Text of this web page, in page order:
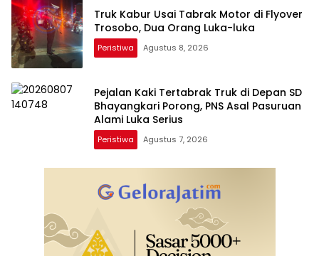
Truk Kabur Usai Tabrak Motor di Flyover
Trosobo, Dua Orang Luka-luka
Peristiwa Agustus 8, 2026
Pejalan Kaki Tertabrak Truk di Depan SD
Bhayangkari Porong, PNS Asal Pasuruan
Alami Luka Serius
Peristiwa Agustus 7, 2026